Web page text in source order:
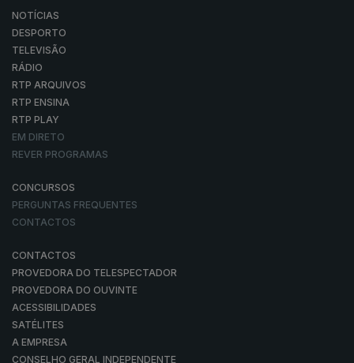
NOTÍCIAS
DESPORTO
TELEVISÃO
RÁDIO
RTP ARQUIVOS
RTP ENSINA
RTP PLAY
EM DIRETO
REVER PROGRAMAS
CONCURSOS
PERGUNTAS FREQUENTES
CONTACTOS
CONTACTOS
PROVEDORA DO TELESPECTADOR
PROVEDORA DO OUVINTE
ACESSIBILIDADES
SATÉLITES
A EMPRESA
CONSELHO GERAL INDEPENDENTE